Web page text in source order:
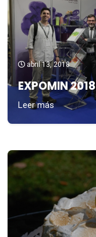
abril 13, 2018
EXPOMIN 2018
Leer más